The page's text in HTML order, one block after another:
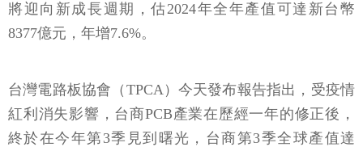
將迎向新成長週期，估2024年全年產值可達新台幣
8377億元，年增7.6%。
台灣電路板協會（TPCA）今天發布報告指出，受疫情
紅利消失影響，台商PCB產業在歷經一年的修正後，
終於在今年第3季見到曙光，台商第3季全球產值達